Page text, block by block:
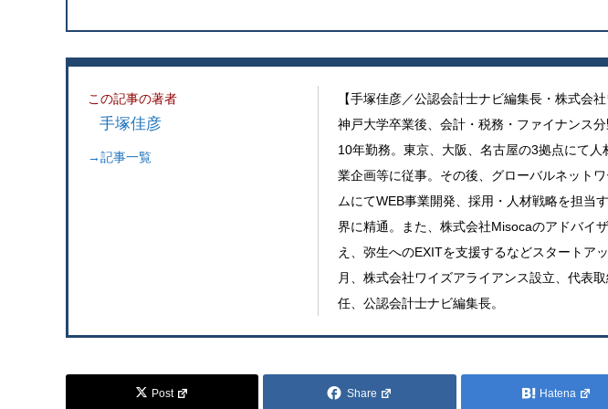
この記事の著者
手塚佳彦
→記事一覧
【手塚佳彦／公認会計士ナビ編集長・株式会
神戸大学卒業後、会計・税務・ファイナンス
10年勤務。東京、大阪、名古屋の3拠点にて
業企画等に従事。その後、グローバルネット
ムにてWEB事業開発、採用・人材戦略を担当
界に精通。また、株式会社Misocaのアドバイ
え、弥生へのEXITを支援するなどスタートア
月、株式会社ワイズアライアンス設立、代表
任、公認会計士ナビ編集長。
Post Share Hatena